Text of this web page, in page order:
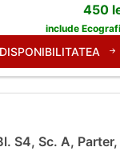
450
include
S4, Sc. A, Parter,